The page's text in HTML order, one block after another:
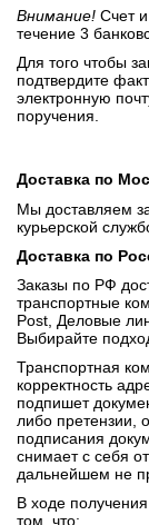
Внимание! Счет
течение 3
Для того чтобы
подтвердите
электронную
поручения.
Доставка по
Мы доставляем
курьерской
Доставка по
Заказы по РФ
транспортные
Post, Деловые
Выбирайте
Транспортная
корректность
подпишет
либо претензии,
подписания
снимает с себя
дальнейшем не
В ходе
том, что: